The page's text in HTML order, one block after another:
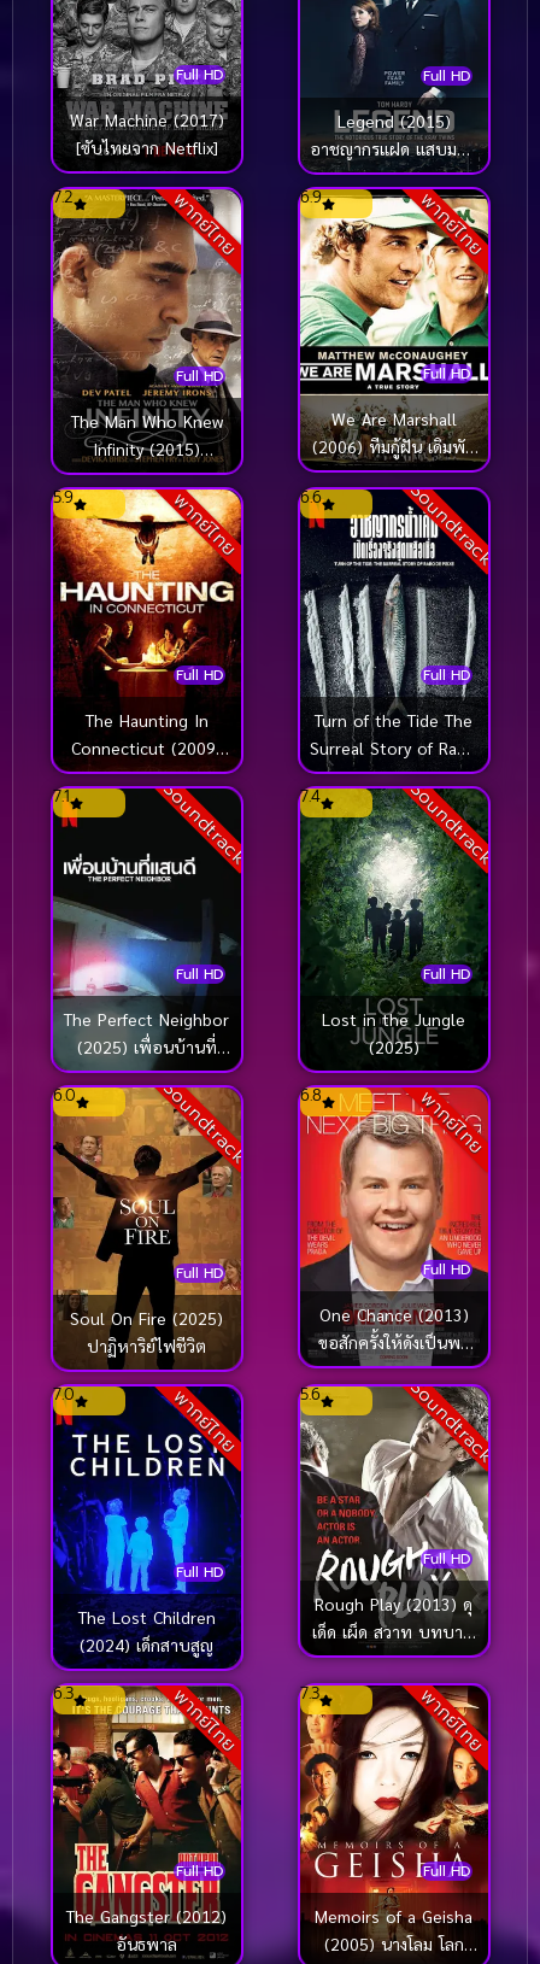
Full HD
War Machine (2017)
[ซับไทยจาก Netflix]
Full HD
Legend (2015)
อาชญากรแฝด แสบมหา
ประลัย
พากย์ไทย
Full HD
7.2
The Man Who Knew
Infinity (2015)
อัจฉริยะโลกไม่รัก
พากย์ไทย
Full HD
6.9
We Are Marshall
(2006) ทีมกู้ฝัน เดิมพัน
เกียรติยศ
พากย์ไทย
Full HD
5.9
The Haunting In
Connecticut (2009)
คฤหาสน์…ช็อค
Soundtrack
Full HD
6.6
Turn of the Tide The
Surreal Story of Rabo
de Peixe (2025)
อาชญากรน้ำเค็ม เปิด
เรื่องจริงสุดเหลือเชื่อ
Soundtrack
Full HD
7.1
The Perfect Neighbor
(2025) เพื่อนบ้านที่
แสนอันตราย
Soundtrack
Full HD
7.4
Lost in the Jungle
(2025)
Soundtrack
Full HD
6.0
Soul On Fire (2025)
ปาฏิหาริย์ไฟชีวิต
พากย์ไทย
Full HD
6.8
One Chance (2013)
ขอสักครั้งให้ดังเป็นพลุ
แตก (James Corden)
พากย์ไทย
Full HD
7.0
The Lost Children
(2024) เด็กสาบสูญ
Soundtrack
Full HD
5.6
Rough Play (2013) ดุ
เด็ด เผ็ด สวาท บทบาท
แห่งโลกมายา (ซับไทย)
พากย์ไทย
Full HD
6.3
The Gangster (2012)
อันธพาล
พากย์ไทย
Full HD
7.3
Memoirs of a Geisha
(2005) นางโลม โลก